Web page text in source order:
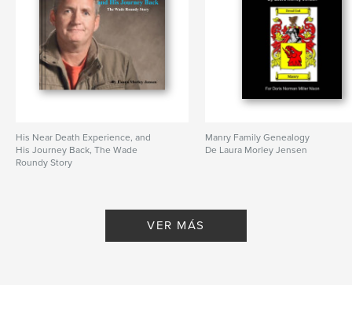
His Near Death Experience, and
His Journey Back, The Wade
Roundy Story
Manry Family Genealogy
De Laura Morley Jensen
VER MÁS